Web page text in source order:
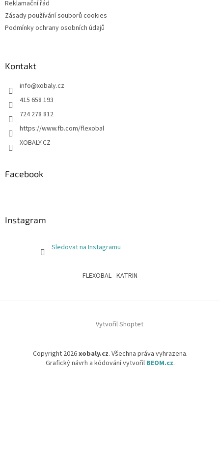
Reklamační řád
Zásady používání souborů cookies
Podmínky ochrany osobních údajů
Kontakt
info@xobaly.cz
415 658 193
724 278 812
https://www.fb.com/flexobal
XOBALY.CZ
Facebook
Instagram
Sledovat na Instagramu
FLEXOBAL KATRIN
Vytvořil Shoptet
Copyright 2026xobaly.cz. Všechna práva vyhrazena.
Grafický návrh a kódování vytvořil BEOM.cz.